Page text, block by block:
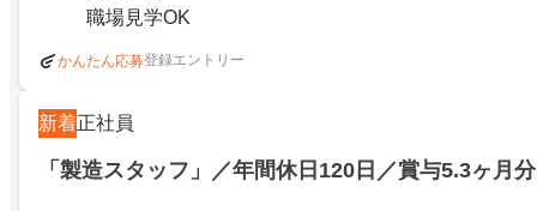
職場見学OK
かんたん応募登録エントリー
新着正社員
「製造スタッフ」／年間休日120日／賞与5.3ヶ月